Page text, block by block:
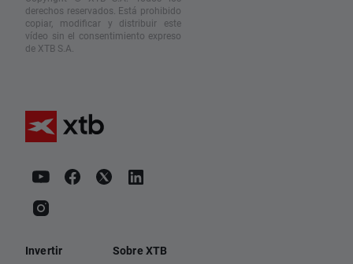
derechos reservados. Está prohibido
copiar, modificar y distribuir este
vídeo sin el consentimiento expreso
de XTB S.A.
Invertir Sobre XTB